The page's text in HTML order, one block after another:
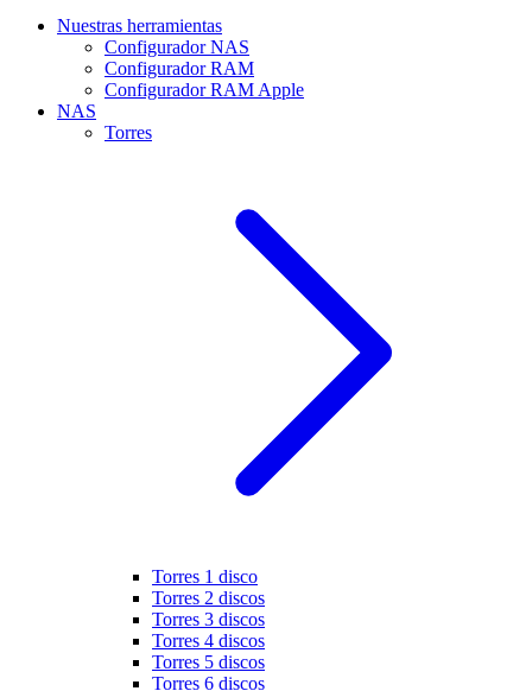
Nuestras herramientas
Configurador NAS
Configurador RAM
Configurador RAM Apple
NAS
Torres
Torres 1 disco
Torres 2 discos
Torres 3 discos
Torres 4 discos
Torres 5 discos
Torres 6 discos